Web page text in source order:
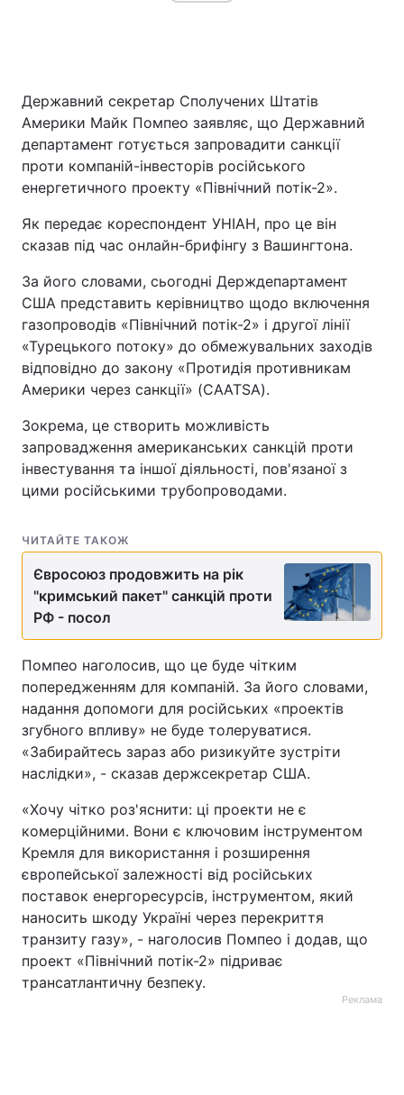
Державний секретар Сполучених Штатів
Америки Майк Помпео заявляє, що Державний
департамент готується запровадити санкції
проти компаній-інвесторів російського
енергетичного проекту «Північний потік-2».
Як передає кореспондент УНІАН, про це він
сказав під час онлайн-брифінгу з Вашингтона.
За його словами, сьогодні Держдепартамент
США представить керівництво щодо включення
газопроводів «Північний потік-2» і другої лінії
«Турецького потоку» до обмежувальних заходів
відповідно до закону «Протидія противникам
Америки через санкції» (CAATSA).
Зокрема, це створить можливість
запровадження американських санкцій проти
інвестування та іншої діяльності, пов'язаної з
цими російськими трубопроводами.
ЧИТАЙТЕ ТАКОЖ
Євросоюз продовжить на рік
"кримський пакет" санкцій проти
РФ - посол
Помпео наголосив, що це буде чітким
попередженням для компаній. За його словами,
надання допомоги для російських «проектів
згубного впливу» не буде толеруватися.
«Забирайтесь зараз або ризикуйте зустріти
наслідки», - сказав держсекретар США.
«Хочу чітко роз'яснити: ці проекти не є
комерційними. Вони є ключовим інструментом
Кремля для використання і розширення
європейської залежності від російських
поставок енергоресурсів, інструментом, який
наносить шкоду Україні через перекриття
транзиту газу», - наголосив Помпео і додав, що
проект «Північний потік-2» підриває
трансатлантичну безпеку.
Реклама